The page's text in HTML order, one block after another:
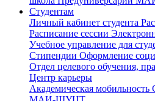
Студентам
Личный кабинет студента
Расписание сессии
Учебное управление для
Стипендии Оформление
Отдел целевого обучения,
Центр карьеры
Академическая мобильность